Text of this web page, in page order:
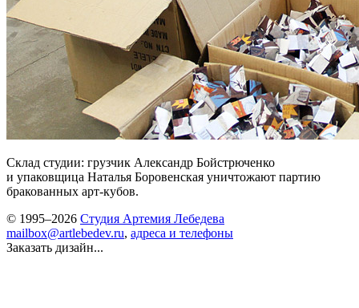
Склад студии: грузчик Александр Бойстрюченко
и упаковщица Наталья Боровенская уничтожают партию
бракованных арт-кубов.
© 1995–2026 Студия Артемия Лебедева
mailbox@artlebedev.ru, адреса и телефоны
Заказать дизайн...